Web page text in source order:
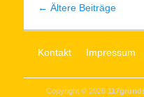
Beitragsnavigation
← Ältere Beiträge
Kontakt Impressum
Copyright © 2026